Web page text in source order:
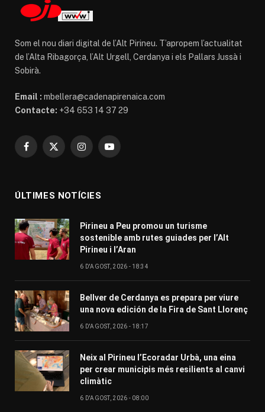
Som el nou diari digital de l’Alt Pirineu. T’apropem l’actualitat
de l’Alta Ribagorça, l’Alt Urgell, Cerdanya i els Pallars Jussà i
Sobirà.
Email : mbellera@cadenapirenaica.com
Contacte: +34 653 14 37 29
Facebook
X
InstagramYouTube
ÚLTIMES NOTÍCIES
Pirineu a Peu promou un turisme
sostenible amb rutes guiades per l’Alt
Pirineu i l’Aran
6 D'AGOST, 2026 - 18:34
Bellver de Cerdanya es prepara per viure
una nova edición de la Fira de Sant Llorenç
6 D'AGOST, 2026 - 18:17
Neix al Pirineu l’Ecoradar Urbà, una eina
per crear municipis més resilients al canvi
climàtic
6 D'AGOST, 2026 - 08:00